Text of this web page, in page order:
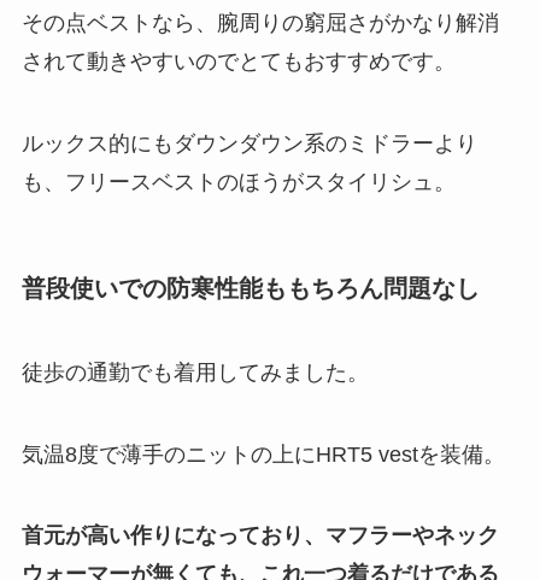
その点ベストなら、腕周りの窮屈さがかなり解消
されて動きやすいのでとてもおすすめです。
ルックス的にもダウンダウン系のミドラーより
も、フリースベストのほうがスタイリシュ。
普段使いでの防寒性能ももちろん問題なし
徒歩の通勤でも着用してみました。
気温8度で薄手のニットの上にHRT5 vestを装備。
首元が高い作りになっており、マフラーやネック
ウォーマーが無くても、これ一つ着るだけである